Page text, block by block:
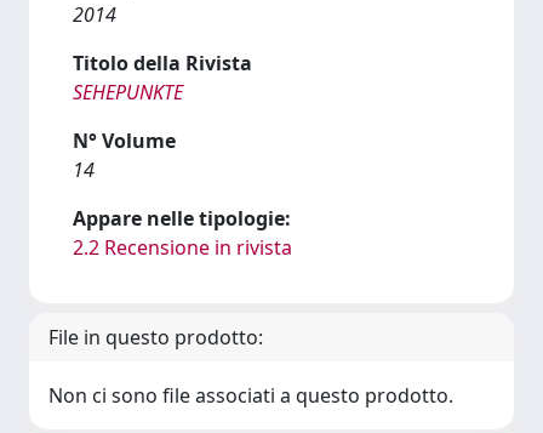
2014
Titolo della Rivista
SEHEPUNKTE
N° Volume
14
Appare nelle tipologie:
2.2 Recensione in rivista
File in questo prodotto:
Non ci sono file associati a questo prodotto.